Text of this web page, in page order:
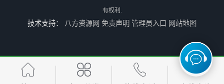
浮筒式截流阀雨水弃流排污 结构简单 浮子自动控制
有权利.
技术支持： 八方资源网 免责声明 管理员入口 网站地图